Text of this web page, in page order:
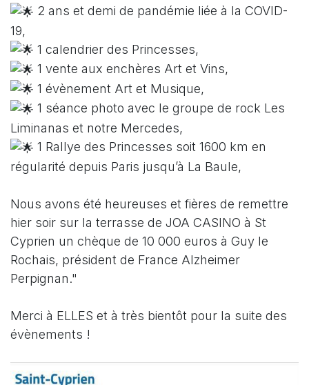
2 ans et demi de pandémie liée à la COVID-
19,
1 calendrier des Princesses,
1 vente aux enchères Art et Vins,
1 évènement Art et Musique,
1 séance photo avec le groupe de rock Les
Liminanas et notre Mercedes,
1 Rallye des Princesses soit 1600 km en
régularité depuis Paris jusqu’à La Baule,
Nous avons été heureuses et fières de remettre
hier soir sur la terrasse de JOA CASINO à St
Cyprien un chèque de 10 000 euros à Guy le
Rochais, président de France Alzheimer
Perpignan."
Merci à ELLES et à très bientôt pour la suite des
évènements !